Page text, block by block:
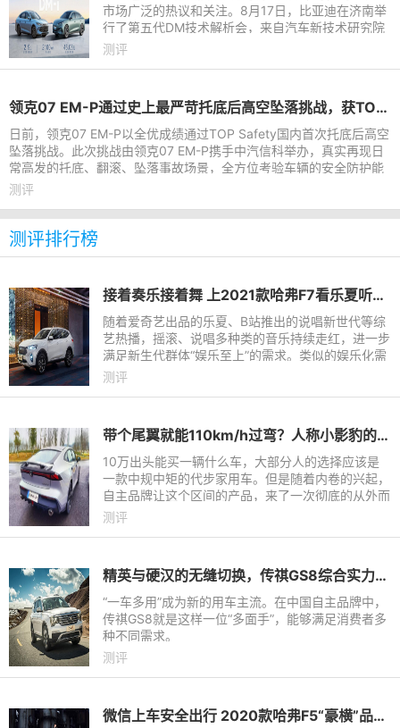
市场广泛的热议和关注。8月17日，比亚迪在济南举
行了第五代DM技术解析会，来自汽车新技术研究院
的高级工程师，全面解析了第五代DM的技术创新
测评
领克07 EM-P通过史上最严苛托底后高空坠落挑战，获TOP Safety权威认证
日前，领克07 EM-P以全优成绩通过TOP Safety国内首次托底后高空
坠落挑战。此次挑战由领克07 EM-P携手中汽信科举办，真实再现日
常高发的托底、翻滚、坠落事故场景，全方位考验车辆的安全防护能
力，也展现了领克不做安
测评
测评排行榜
接着奏乐接着舞 上2021款哈弗F7看乐夏听说唱
随着爱奇艺出品的乐夏、B站推出的说唱新世代等综
艺热播，摇滚、说唱多种类的音乐持续走红，进一步
满足新生代群体“娱乐至上”的需求。类似的娱乐化需
求同样出现在出行市场，如坐飞机无需关机可有效缓
测评
带个尾翼就能110km/h过弯？人称小影豹的长安UNI-V又撞了
10万出头能买一辆什么车，大部分人的选择应该是
一款中规中矩的代步家用车。但是随着内卷的兴起，
自主品牌让这个区间的产品，来了一次彻底的从外而
内的改变。什么运动时尚的外观、隐藏电动门把手、
测评
精英与硬汉的无缝切换，传祺GS8综合实力解析
“一车多用”成为新的用车主流。在中国自主品牌中，
传祺GS8就是这样一位“多面手”，能够满足消费者多
种不同需求。
测评
微信上车安全出行 2020款哈弗F5“豪横”品质成年轻爆款